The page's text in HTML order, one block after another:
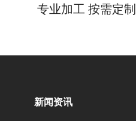
专业加工 按需定制
新闻资讯